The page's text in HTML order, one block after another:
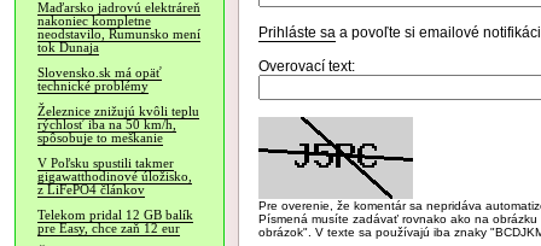
Maďarsko jadrovú elektráreň
nakoniec kompletne
neodstavilo, Rumunsko mení
tok Dunaja
Slovensko.sk má opäť
technické problémy
Železnice znižujú kvôli teplu
rýchlosť iba na 50 km/h,
spôsobuje to meškanie
V Poľsku spustili takmer
gigawatthodinové úložisko,
z LiFePO4 článkov
Telekom pridal 12 GB balík
pre Easy, chce zaň 12 eur
Prihláste sa a povoľte si emailové
Overovací text:
Pre overenie, že komentár sa nepridáva
Písmená musíte zadávať rovnako ako na
obrázok". V texte sa používajú iba znaky